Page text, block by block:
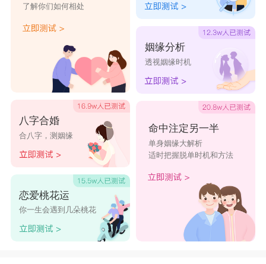
了解你们如何相处
八字合婚
合八字，测姻缘
恋爱桃花运
你一生会遇到几朵桃花
姻缘分析
透视姻缘时机
命中注定另一半
单身姻缘大解析
适时把握脱单时机和方法